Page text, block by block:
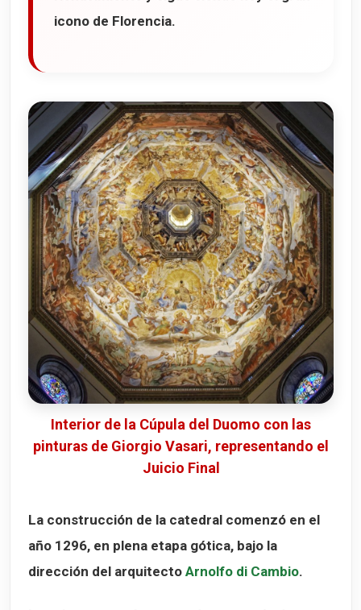
icono de Florencia.
Interior de la Cúpula del Duomo con las
pinturas de Giorgio Vasari, representando el
Juicio Final
La construcción de la catedral comenzó en el
año 1296, en plena etapa gótica, bajo la
dirección del arquitecto Arnolfo di Cambio.